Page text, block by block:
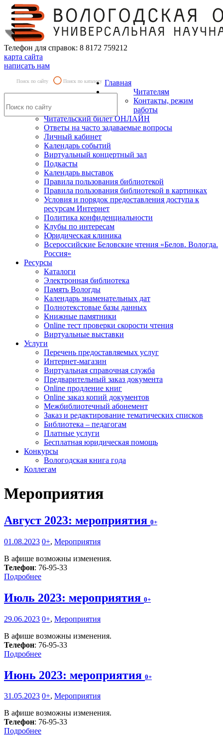
Телефон для справок: 8 8172 759212
карта сайта
написать нам
Поиск по сайту Поиск по каталогу Главная
Читателям
Контакты, режим
работы
Читательский билет ОНЛАЙН
Ответы на часто задаваемые вопросы
Личный кабинет
Календарь событий
Виртуальный концертный зал
Подкасты
Календарь выставок
Правила пользования библиотекой
Правила пользования библиотекой в картинках
Условия и порядок предоставления доступа к
ресурсам Интернет
Политика конфиденциальности
Клубы по интересам
Юридическая клиника
Всероссийские Беловские чтения «Белов. Вологда.
Россия»
Ресурсы
Каталоги
Электронная библиотека
Память Вологды
Календарь знаменательных дат
Полнотекстовые базы данных
Книжные памятники
Online тест проверки скорости чтения
Виртуальные выставки
Услуги
Перечень предоставляемых услуг
Интернет-магазин
Виртуальная справочная служба
Предварительный заказ документа
Online продление книг
Online заказ копий документов
Межбиблиотечный абонемент
Заказ и редактирование тематических списков
Библиотека – педагогам
Платные услуги
Бесплатная юридическая помощь
Конкурсы
Вологодская книга года
Коллегам
Мероприятия
Август 2023: мероприятия 0+
01.08.2023 0+, Мероприятия
В афише возможны изменения.
Телефон: 76-95-33
Подробнее
Июль 2023: мероприятия 0+
29.06.2023 0+, Мероприятия
В афише возможны изменения.
Телефон: 76-95-33
Подробнее
Июнь 2023: мероприятия 0+
31.05.2023 0+, Мероприятия
В афише возможны изменения.
Телефон: 76-95-33
Подробнее